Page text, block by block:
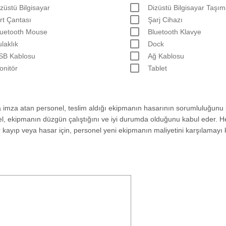
Bilgisayar
Dizüstü Bilgisayar
Çantası
Şarj Cihazı
Mouse
Bluetooth Klavye
Dock
Kablosu
Ağ Kablosu
Tablet
imza atan personel, teslim aldığı ekipmanın hasarının
ekipmanın düzgün çalıştığını ve iyi durumda olduğunu kabul eder.
kayıp veya hasar için, personel yeni ekipmanın maliyetini karşılamayı